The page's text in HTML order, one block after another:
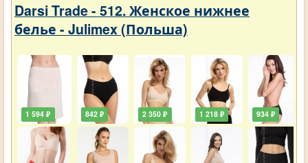
Darsi Trade - 512. Женское нижнее
белье - Julimex (Польша)
1 594 ₽ 842 ₽ 2 350 ₽ 1 218 ₽ 934 ₽